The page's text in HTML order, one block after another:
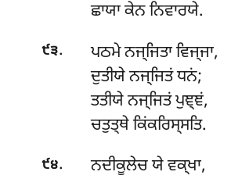
ਛਾਯਾ ਕੇਨ ਨਿਵਾਰਯੇ.
੯੩. ਪਠਮੇਨਜ੍ਜਿਤਾ ਵਿਜ੍ਜਾ,
ਦੁਤੀਯੇ ਨਜ੍ਜਿਤਂ ਧਨਂ;
ਤਤੀਯੇ ਨਜ੍ਜਿਤਂ ਪੁਞ੍ਞਂ,
ਚਤੁਤ੍ਥੇ ਕਿਂਕਰਿਸ੍ਸਤਿ.
੯੪.
ਨਦੀਕੂਲੇਚ ਯੇ ਵਕ੍ਖਾ,